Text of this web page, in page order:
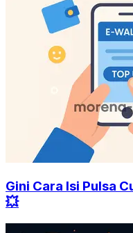
Gini Cara Isi Pulsa
💥